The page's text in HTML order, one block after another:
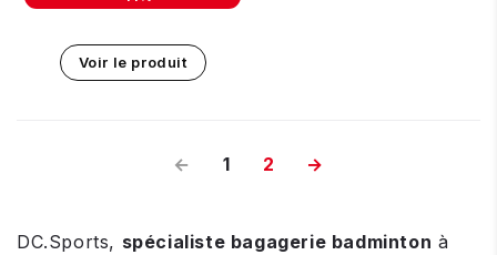
Voir le produit
← 1 2 →
DC.Sports, spécialiste bagagerie badminton à